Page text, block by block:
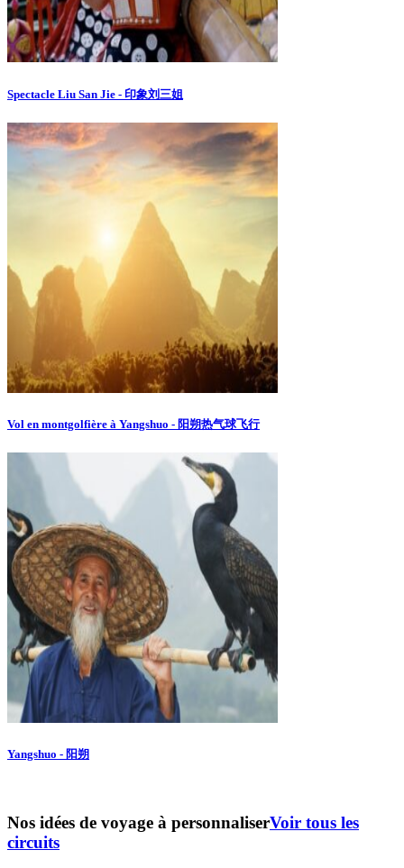
Spectacle Liu San Jie - 印象刘三姐
Vol en montgolfière à Yangshuo - 阳朔热气球飞行
Yangshuo - 阳朔
Nos idées de voyage à personnaliserVoir tous les
circuits